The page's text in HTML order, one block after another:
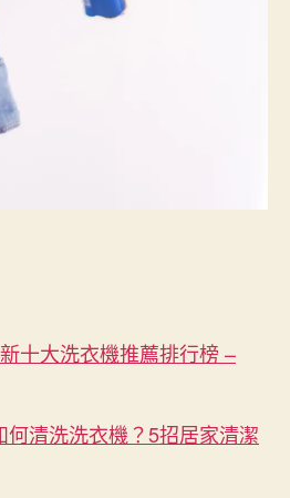
十大洗衣機推薦排行榜 –
何清洗洗衣機？5招居家清潔